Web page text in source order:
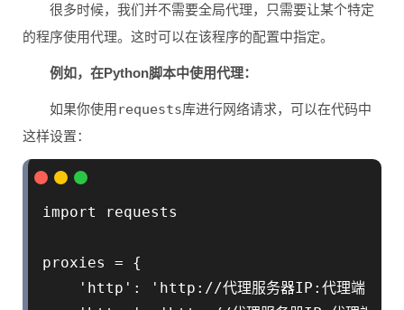
很多时候，我们并不需要全局代理，只需要让某个特定
的程序使用代理。这时可以在该程序的配置中指定。
例如，在Python脚本中使用代理：
如果你使用 requests库进行网络请求，可以在代码中
这样设置：
import requests
proxies = {
    'http': 'http://代理服务器IP:代理端口',